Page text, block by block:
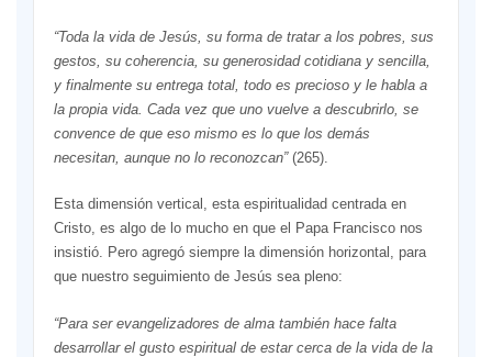
“Toda la vida de Jesús, su forma de tratar a los pobres, sus
gestos, su coherencia, su generosidad cotidiana y sencilla,
y finalmente su entrega total, todo es precioso y le habla a
la propia vida. Cada vez que uno vuelve a descubrirlo, se
convence de que eso mismo es lo que los demás
necesitan, aunque no lo reconozcan” (265).
Esta dimensión vertical, esta espiritualidad centrada en
Cristo, es algo de lo mucho en que el Papa Francisco nos
insistió. Pero agregó siempre la dimensión horizontal, para
que nuestro seguimiento de Jesús sea pleno:
“Para ser evangelizadores de alma también hace falta
desarrollar el gusto espiritual de estar cerca de la vida de la